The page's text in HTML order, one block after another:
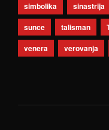
simbolika
sinastrija
sunce
talisman
venera
verovanja